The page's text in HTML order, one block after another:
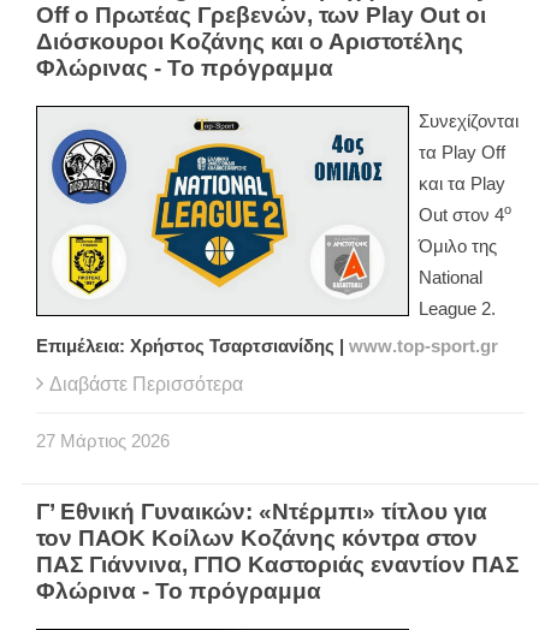
Off ο Πρωτέας Γρεβενών, των Play Out οι
Διόσκουροι Κοζάνης και ο Αριστοτέλης
Φλώρινας - Το πρόγραμμα
Συνεχίζονται
τα Play Off
και τα Play
Out στον 4ο
Όμιλο της
National
League 2.
Επιμέλεια: Χρήστος Τσαρτσιανίδης | www.top-sport.gr
Διαβάστε Περισσότερα
27 Μάρτιος 2026
Γ’ Εθνική Γυναικών: «Ντέρμπι» τίτλου για
τον ΠΑΟΚ Κοίλων Κοζάνης κόντρα στον
ΠΑΣ Γιάννινα, ΓΠΟ Καστοριάς εναντίον ΠΑΣ
Φλώρινα - Το πρόγραμμα